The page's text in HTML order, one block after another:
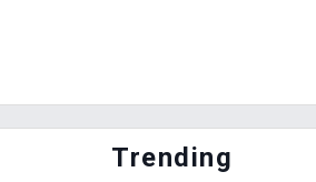
Trending